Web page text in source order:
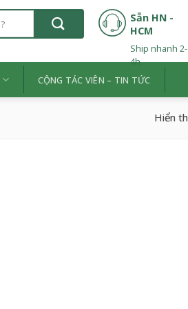
Sẵn HN -
HCM
Ship nhanh 2-
4h
CỘNG TÁC VIÊN – TIN TỨC
Hiển